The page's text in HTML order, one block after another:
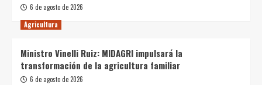
6 de agosto de 2026
Agricultura
Ministro Vinelli Ruiz: MIDAGRI impulsará la
transformación de la agricultura familiar
6 de agosto de 2026